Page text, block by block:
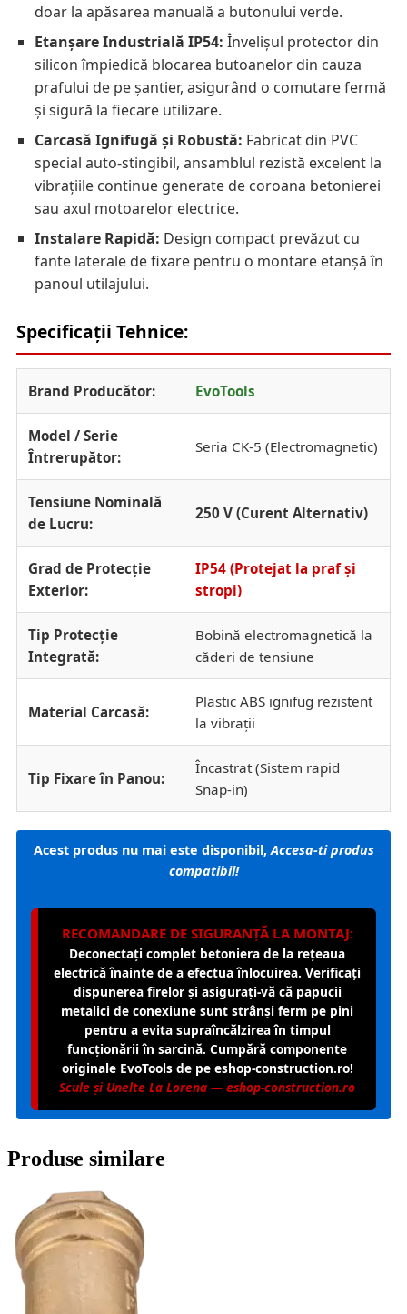
doar la apăsarea manuală a butonului verde.
Etanșare Industrială IP54: Învelișul protector din
silicon împiedică blocarea butoanelor din cauza
prafului de pe șantier, asigurând o comutare fermă
și sigură la fiecare utilizare.
Carcasă Ignifugă și Robustă: Fabricat din PVC
special auto-stingibil, ansamblul rezistă excelent la
vibrațiile continue generate de coroana betonierei
sau axul motoarelor electrice.
Instalare Rapidă: Design compact prevăzut cu
fante laterale de fixare pentru o montare etanșă în
panoul utilajului.
Specificații Tehnice:
Brand Producător: EvoTools
Model / Serie
Întrerupător:
Seria CK-5 (Electromagnetic)
Tensiune Nominală
de Lucru:
250 V (Curent Alternativ)
Grad de Protecție
Exterior:
IP54 (Protejat la praf și
stropi)
Tip Protecție
Integrată:
Bobină electromagnetică la
căderi de tensiune
Material Carcasă:
Plastic ABS ignifug rezistent
la vibrații
Tip Fixare în Panou:
Încastrat (Sistem rapid
Snap-in)
Acest produs nu mai este disponibil,Accesa-ti produs
compatibil!
RECOMANDARE DE SIGURANȚĂ LA MONTAJ:
Deconectați complet betoniera de la rețeaua
electrică înainte de a efectua înlocuirea. Verificați
dispunerea firelor și asigurați-vă că papucii
metalici de conexiune sunt strânși ferm pe pini
pentru a evita supraîncălzirea în timpul
funcționării în sarcină. Cumpără componente
originale EvoTools de pe eshop-construction.ro!
Scule și Unelte La Lorena — eshop-construction.ro
Produse similare